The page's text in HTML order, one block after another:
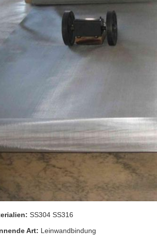
SS304 SS316
Art: Leinwandbindung